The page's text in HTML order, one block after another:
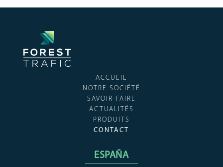
ACCUEIL
NOTRE SOCIÉTÉ
SAVOIR-FAIRE
ACTUALITÉS
PRODUITS
CONTACT
ESPAÑA